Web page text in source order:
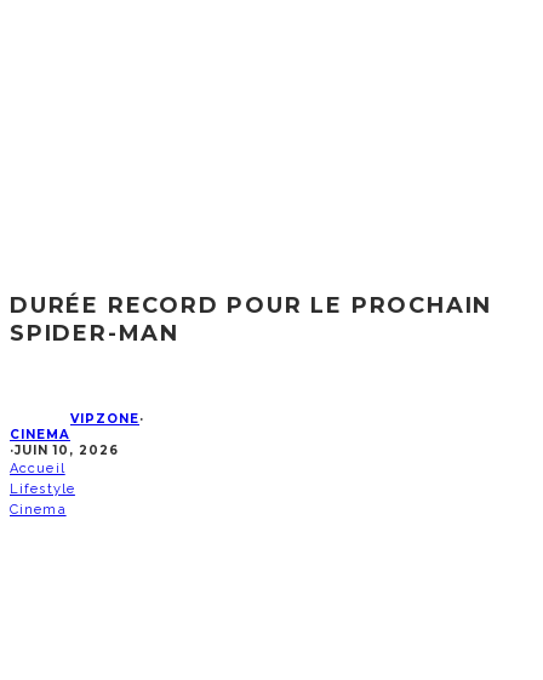
DURÉE RECORD POUR LE PROCHAIN
SPIDER-MAN
VIPZONE·
CINEMA
·JUIN 10, 2026
Accueil
Lifestyle
Cinema